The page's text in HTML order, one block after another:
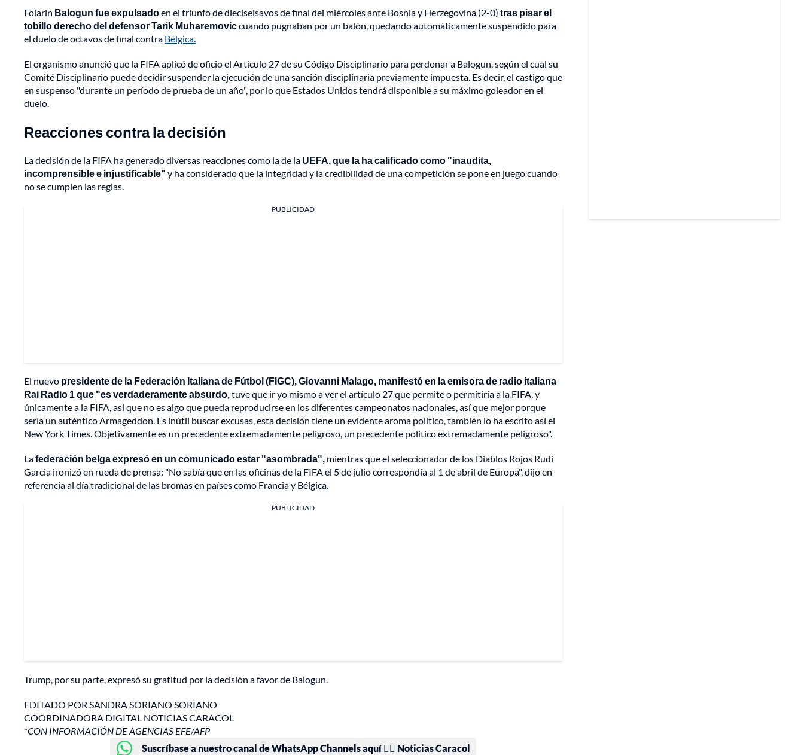
Folarin Balogun fue expulsadoen el triunfo de dieciseisavos de final del miércoles ante Bosnia y Herzegovina (2-0) tras pisar el
tobillo derecho del defensor Tarik Muharemoviccuando pugnaban por un balón, quedando automáticamente suspendido para
el duelo de octavos de final contra Bélgica.
El organismo anunció que la FIFA aplicó de oficio el Artículo 27 de su Código Disciplinario para perdonar a Balogun, según el cual su
Comité Disciplinario puede decidir suspender la ejecución de una sanción disciplinaria previamente impuesta. Es decir, el castigo que
en suspenso "durante un período de prueba de un año", por lo que Estados Unidos tendrá disponible a su máximo goleador en el
duelo.
Reacciones contra la decisión
La decisión de la FIFA ha generado diversas reacciones como la de la UEFA, que la ha calificado como "inaudita,
incomprensible e injustificable" y ha considerado que la integridad y la credibilidad de una competición se pone en juego cuando
no se cumplen las reglas.
PUBLICIDAD
El nuevo presidente de la Federación Italiana de Fútbol (FIGC), Giovanni Malago, manifestó en la emisora de radio italiana
Rai Radio 1 que "es verdaderamente absurdo,tuve que ir yo mismo a ver el artículo 27 que permite o permitiría a la FIFA, y
únicamente a la FIFA, así que no es algo que pueda reproducirse en los diferentes campeonatos nacionales, así que mejor porque
sería un auténtico Armageddon. Es inútil buscar excusas, esta decisión tiene un evidente aroma político, también lo ha escrito así el
New York Times. Objetivamente es un precedente extremadamente peligroso, un precedente político extremadamente peligroso".
Lafederación belga expresó en un comunicado estar "asombrada", mientras que el seleccionador de los Diablos Rojos Rudi
Garcia ironizó en rueda de prensa: "No sabía que en las oficinas de la FIFA el 5 de julio correspondía al 1 de abril de Europa", dijo en
referencia al día tradicional de las bromas en países como Francia y Bélgica.
PUBLICIDAD
Trump, por su parte, expresó su gratitud por la decisión a favor de Balogun.
EDITADO POR SANDRA SORIANO SORIANO
COORDINADORA DIGITAL NOTICIAS CARACOL
*CON INFORMACIÓN DE AGENCIAS EFE/AFP
Suscríbase a nuestro canal de WhatsApp Channels aquí 👉🏻 Noticias Caracol